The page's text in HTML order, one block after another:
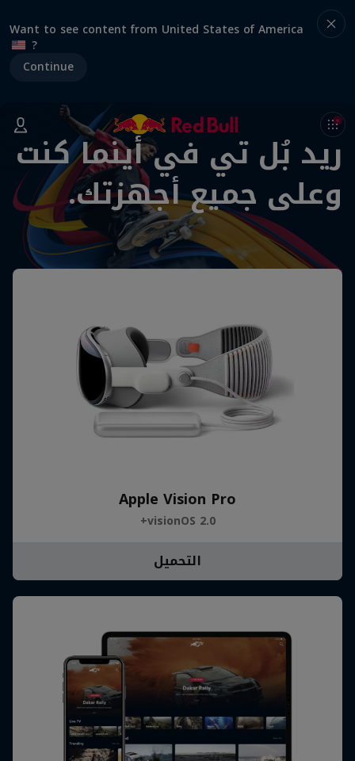
Want to see content from United States of America
?
Continue
ريد بُل تي في أينما كنت
وعلى جميع أجهزتك.
Apple Vision Pro
visionOS 2.0+
التحميل